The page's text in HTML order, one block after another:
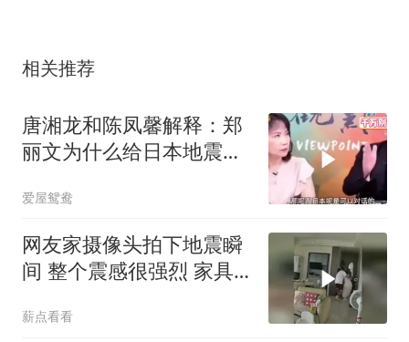
相关推荐
唐湘龙和陈凤馨解释：郑
丽文为什么给日本地震捐
爱屋鸳鸯
网友家摄像头拍下地震瞬
间 整个震感很强烈 家具
薪点看看